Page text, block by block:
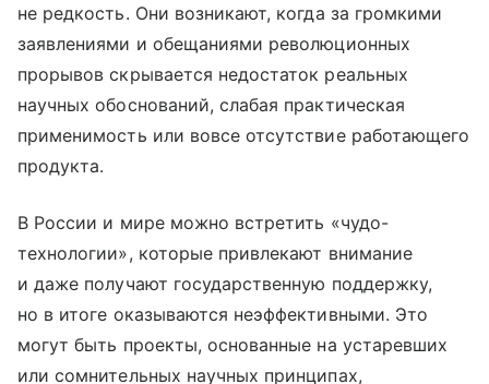
не редкость. Они возникают, когда за громкими
заявлениями и обещаниями революционных
прорывов скрывается недостаток реальных
научных обоснований, слабая практическая
применимость или вовсе отсутствие работающего
продукта.
В России и мире можно встретить «чудо-
технологии», которые привлекают внимание
и даже получают государственную поддержку,
но в итоге оказываются неэффективными. Это
могут быть проекты, основанные на устаревших
или сомнительных научных принципах,